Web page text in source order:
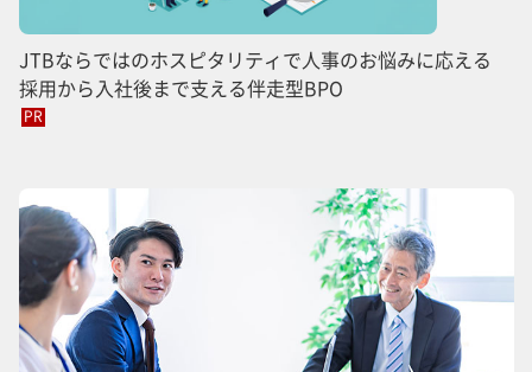
JTBならではのホスピタリティで人事のお悩みに応える
採用から入社後まで支える伴走型BPO
PR